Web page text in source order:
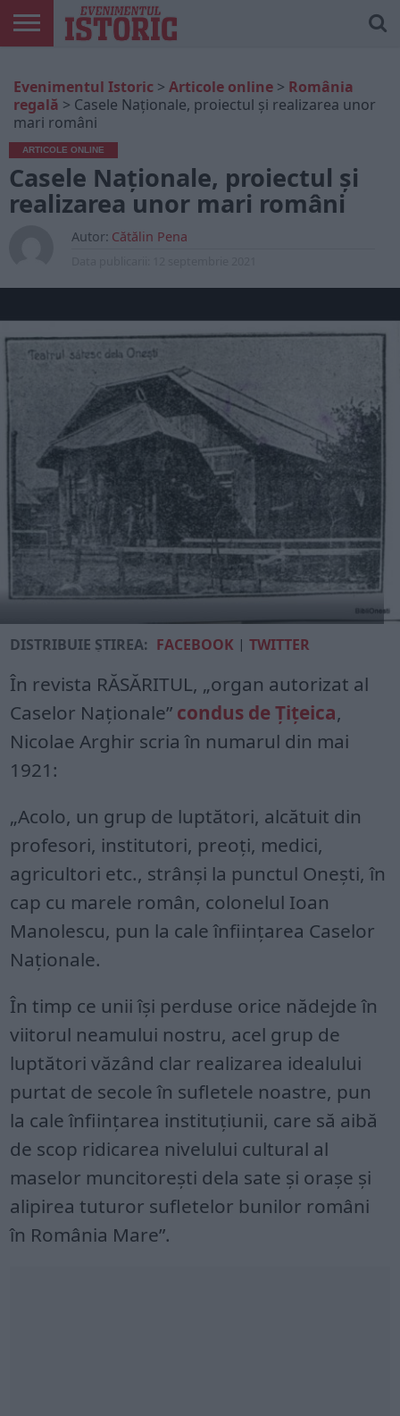
ONLINE
EDIȚII
TIPĂRITE
ISTORIC
PLAY
CONTUL
MEU
Evenimentul Istoric > Articole online > România
regală > Casele Naționale, proiectul și realizarea unor
mari români
ARTICOLE ONLINE
Casele Naționale, proiectul și
realizarea unor mari români
Autor: Cătălin Pena
DISTRIBUIE ȘTIREA: FACEBOOK |TWITTER
În revista RĂSĂRITUL, „organ autorizat al
Caselor Naționale” condus de Țițeica,
Nicolae Arghir scria în numarul din mai
1921:
„Acolo, un grup de luptători, alcătuit din
profesori, institutori, preoți, medici,
agricultori etc., strânși la punctul Onești, în
cap cu marele român, colonelul Ioan
Manolescu, pun la cale înființarea Caselor
Naționale.
În timp ce unii își perduse orice nădejde în
viitorul neamului nostru, acel grup de
luptători văzând clar realizarea idealului
purtat de secole în sufletele noastre, pun
la cale înființarea instituțiunii, care să aibă
de scop ridicarea nivelului cultural al
maselor muncitorești dela sate și orașe și
alipirea tuturor sufletelor bunilor români
în România Mare”.